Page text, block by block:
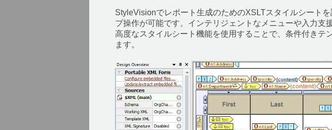
StyleVisionでレポート生成のためのXSLTスタイルシート
プ操作が可能です。インテリジェントなメニューや入力支
高度なスタイルシート機能を使用することで、条件付きテ
ます。